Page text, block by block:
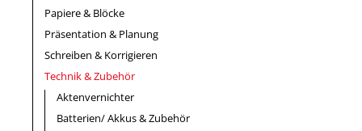
Papiere & Blöcke
Präsentation & Planung
Schreiben & Korrigieren
Technik & Zubehör
Aktenvernichter
Batterien/ Akkus & Zubehör